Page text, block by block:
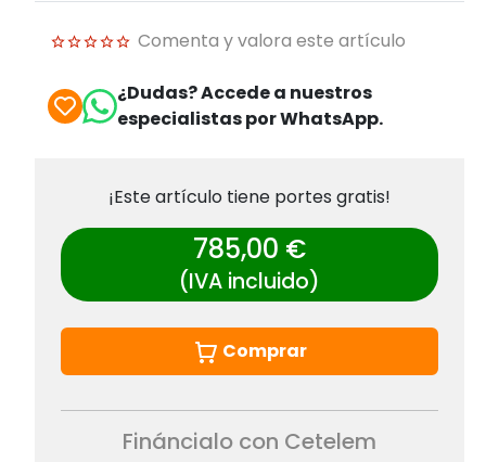
Comenta y valora este artículo
¿Dudas? Accede a nuestros
especialistas por WhatsApp.
¡Este artículo tiene portes gratis!
785,00 €
(IVA incluido)
Comprar
Fináncialo con Cetelem